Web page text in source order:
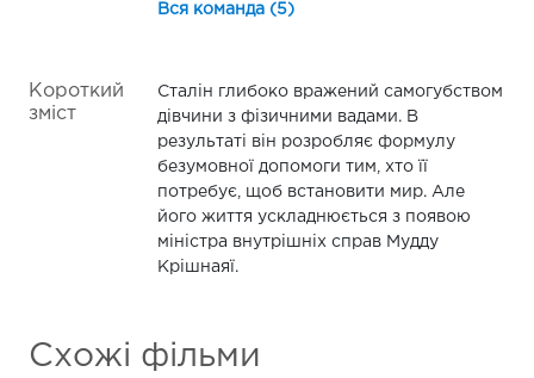
Вся команда (5)
Короткий
зміст
Сталін глибоко вражений самогубством
дівчини з фізичними вадами. В
результаті він розробляє формулу
безумовної допомоги тим, хто її
потребує, щоб встановити мир. Але
його життя ускладнюється з появою
міністра внутрішніх справ Мудду
Крішнаяї.
Схожі фільми